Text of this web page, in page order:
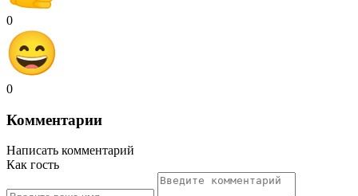
0
0
Комментарии
Написать комментарий
Как гость